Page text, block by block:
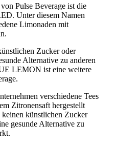
Pulse Beverage ist die
Unter diesem Namen
Limonaden mit
Zucker oder
Alternative zu anderen
LEMON ist eine weitere
verschiedene Tees
Zitronensaft hergestellt
keinen künstlichen Zucker
gesunde Alternative zu